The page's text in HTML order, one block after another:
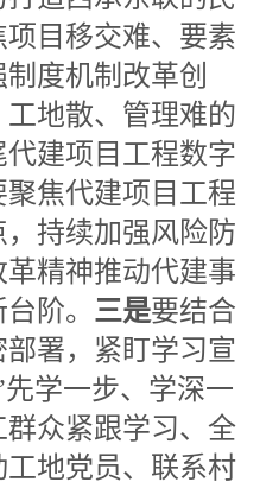
目移交难、要素
度机制改革创
地散、管理难的
建项目工程数字
焦代建项目工程
持续加强风险防
精神推动代建事
阶。 三是要结合
署，紧盯学习宣
学一步、学深一
众紧跟学习、全
地党员、联系村